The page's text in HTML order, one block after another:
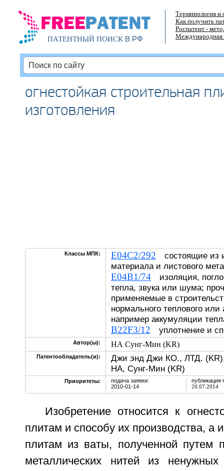
ПАТЕНТНЫЙ ПОИСКВ РФ
Терминология и
Как получить
Роспатент -
Международная
огнестойкая строительная
изготовления
Классы МПК: E04C2/292 состоящие из
материала и листового
E04B1/74изоляция,
тепла, звука или шума;
применяемые в
нормального теплового или
например аккумуляции
B22F3/12 уплотнение и
Автор(ы): НА Сунг-Мин (KR)
Патентообладатель(и):
Джи энд Джи КО., ЛТД.
НА, Сунг-Мин (KR)
Приоритеты:
подача заявки:
2010-01-14
публикация
20.07.2014
Изобретение относится к
плитам и способу их производства, а
плитам из ваты, полученной путем
металлических нитей из